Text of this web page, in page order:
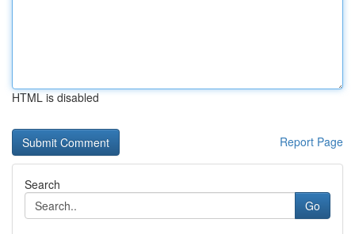
HTML is disabled
Report Page
Search
Go